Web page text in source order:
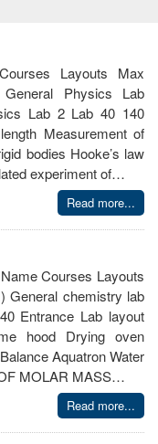
Layouts Max
Physics Lab
Lab 2 Lab 40 140
Measurement of
bodies Hooke’s law
experiment of…
Read more...
Courses Layouts
General chemistry lab
Entrance Lab layout
hood Drying oven
Aquatron Water
MOLAR MASS…
Read more...